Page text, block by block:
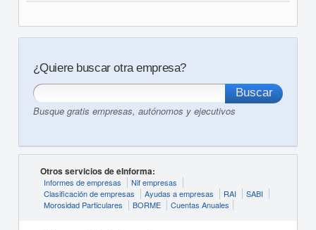
¿Quiere buscar otra empresa?
Busque gratis empresas, autónomos y ejecutivos
Otros servicios de eInforma:
Informes de empresas
Nif empresas
Clasificación de empresas
Ayudas a empresas RAI
SABI
Morosidad Particulares
BORME Cuentas Anuales